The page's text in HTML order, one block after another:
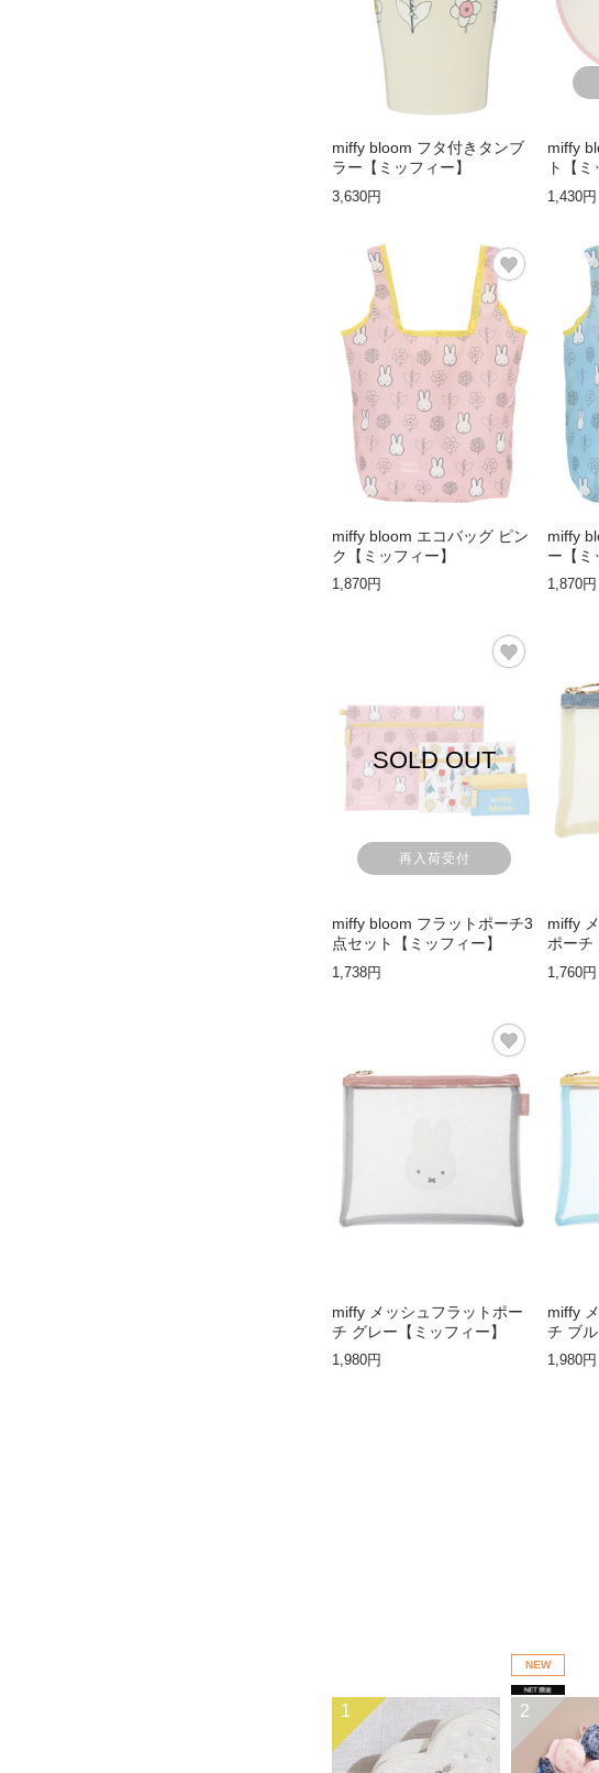
miffy bloom フタ付きタンブ
ラー【ミッフィー】
3,630円
miffy
ト【ミ
1,430円
miffy bloom エコバッグ ピン
ク【ミッフィー】
1,870円
miffy
ー【ミ
1,870円
SOLD OUT
再入荷受付
miffy bloom フラットポーチ3
点セット【ミッフィー】
1,738円
miffy
ポーチ
ー】
1,760円
miffy メッシュフラットポー
チ グレー【ミッフィー】
1,980円
miffy
チ ブル
1,980円
1
NEW
2